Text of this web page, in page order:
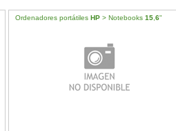
Ordenadores portátiles HP> Notebooks 15, 6"